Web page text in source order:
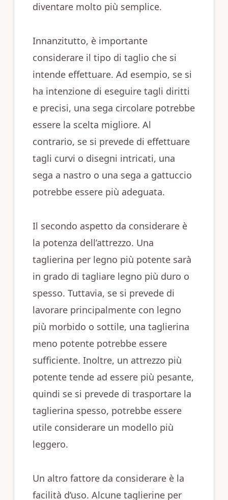
diventare molto più semplice.
Innanzitutto, è importante
considerare il tipo di taglio che si
intende effettuare. Ad esempio, se si
ha intenzione di eseguire tagli diritti
e precisi, una sega circolare potrebbe
essere la scelta migliore. Al
contrario, se si prevede di effettuare
tagli curvi o disegni intricati, una
sega a nastro o una sega a gattuccio
potrebbe essere più adeguata.
Il secondo aspetto da considerare è
la potenza dell’attrezzo. Una
taglierina per legno più potente sarà
in grado di tagliare legno più duro o
spesso. Tuttavia, se si prevede di
lavorare principalmente con legno
più morbido o sottile, una taglierina
meno potente potrebbe essere
sufficiente. Inoltre, un attrezzo più
potente tende ad essere più pesante,
quindi se si prevede di trasportare la
taglierina spesso, potrebbe essere
utile considerare un modello più
leggero.
Un altro fattore da considerare è la
facilità d’uso. Alcune taglierine per